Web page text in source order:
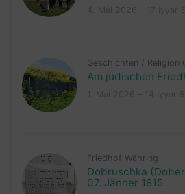
Geschichten / Religion
Am jüdischen
Friedhof Währing
Dobruschka
07. Jänner 1815